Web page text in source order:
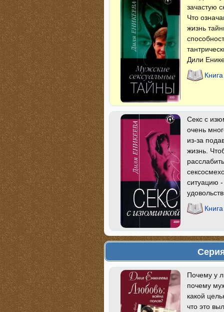
зачастую
Что
жизнь
Дили
Секс с
очень
из-за
жизнь.
ситуацию
Почему у
почему
какой
что это